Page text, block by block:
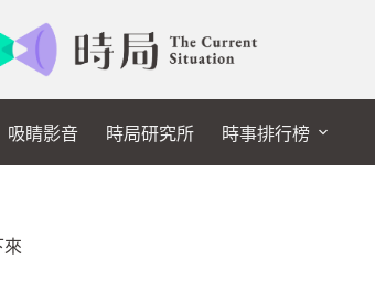
吸睛影音 時局研究所 時事排行榜
來